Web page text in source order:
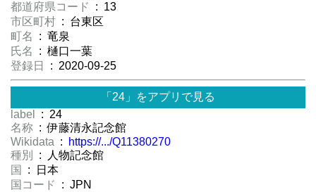
都道府県コード
: 13
市区町村 : 台東区
町名
: 竜泉
氏名
: 樋口一葉
登録日
: 2020-09-25
「24」をアプリで見る
label
: 24
名称 : 伊藤清永記念館
Wikidata :
https://.../Q11380270
種別
: 人物記念館
国
: 日本
国コード
: JPN